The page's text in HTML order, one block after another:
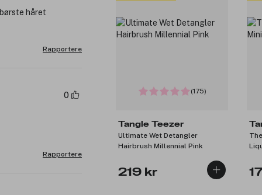
(175)
Tangle Teezer
Ultimate Wet Detangler
Hairbrush Millennial Pink
219 kr
håret
Rapportere
0
Rapportere